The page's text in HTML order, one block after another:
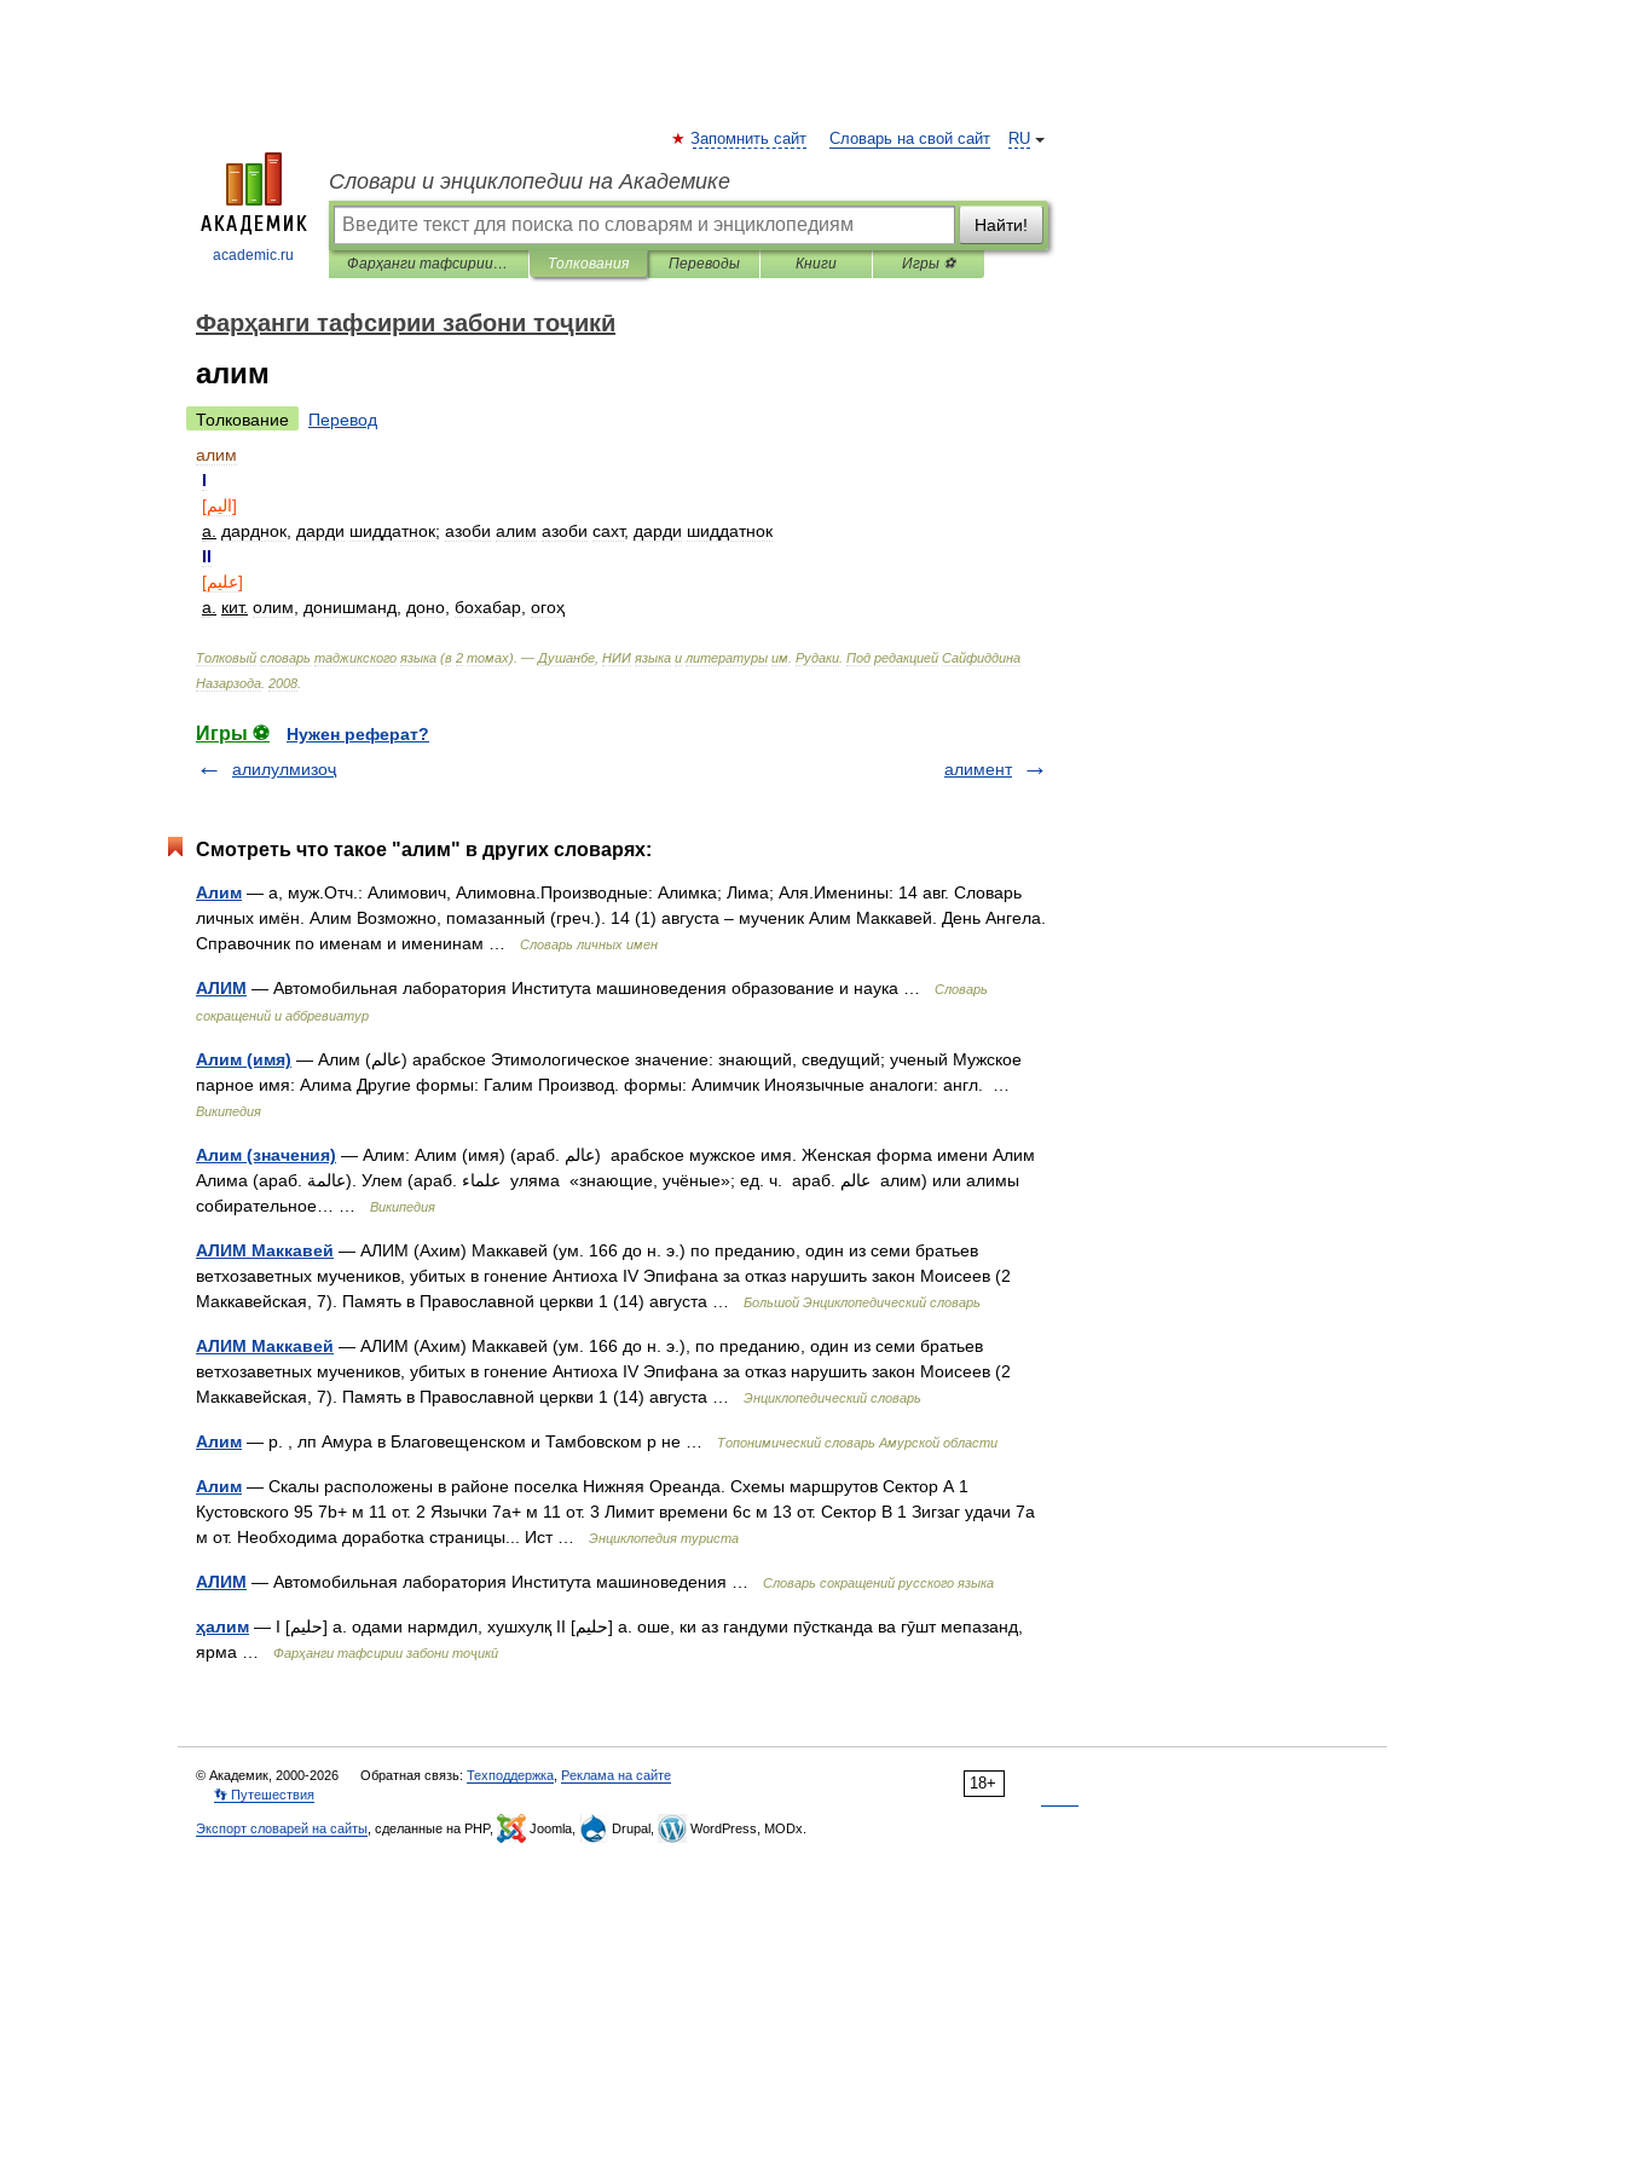
academic.ru
RU
Запомнить сайт Словарь на свой сайт
Словари и энциклопедии на Академике
Найти!
Фарҳанги тафсирии забони тоҷикӣ Толкования Переводы Книги Игры ⚽
Фарҳанги тафсирии забони тоҷикӣ
алим
Толкование
Перевод
алим
I
[اليم]
а
дарднок дарди шиддатнок; азоби алим азоби сахт, дарди шиддатнок
II
[عليم]
а
кит. олим донишманд доно бохабар огоҳ
Толковый словарь таджикского языка (в 2 томах). — Душанбе НИИ языка и литературы им Рудаки Под редакцией Сайфиддина
Назарзода 2008
Игры ⚽
Нужен реферат?
алилулмизоҷ
алимент
Смотреть что такое "алим" в других словарях:
Алим — а, муж.Отч.: Алимович, Алимовна.Производные: Алимка; Лима; Аля.Именины: 14 авг. Словарь
личных имён. Алим Возможно, помазанный (греч.). 14 (1) августа – мученик Алим Маккавей. День Ангела.
Справочник по именам и именинам …
Словарь личных имен
АЛИМ — Автомобильная лаборатория Института машиноведения образование и наука …
Словарь
сокращений и аббревиатур
Алим (имя) — Алим (عالم) арабское Этимологическое значение: знающий, сведущий; ученый Мужское
парное имя: Алима Другие формы: Галим Производ. формы: Алимчик Иноязычные аналоги: англ. …
Википедия
Алим (значения) — Алим: Алим (имя) (араб. عالم‎‎) арабское мужское имя. Женская форма имени Алим
Алима (араб. عالمة‎‎). Улем (араб. علماء‎‎ уляма «знающие, учёные»; ед. ч. араб. عالم‎‎ алим) или алимы
собирательное… …
Википедия
АЛИМ Маккавей — АЛИМ (Ахим) Маккавей (ум. 166 до н. э.) по преданию, один из семи братьев
ветхозаветных мучеников, убитых в гонение Антиоха IV Эпифана за отказ нарушить закон Моисеев (2
Маккавейская, 7). Память в Православной церкви 1 (14) августа …
Большой Энциклопедический словарь
АЛИМ Маккавей — АЛИМ (Ахим) Маккавей (ум. 166 до н. э.), по преданию, один из семи братьев
ветхозаветных мучеников, убитых в гонение Антиоха IV Эпифана за отказ нарушить закон Моисеев (2
Маккавейская, 7). Память в Православной церкви 1 (14) августа …
Энциклопедический словарь
Алим — р. , лп Амура в Благовещенском и Тамбовском р не … Топонимический словарь Амурской области
Алим — Скалы расположены в районе поселка Нижняя Ореанда. Схемы маршрутов Cектор А 1
Кустовского 95 7b+ м 11 от. 2 Язычки 7a+ м 11 от. 3 Лимит времени 6c м 13 от. Сектор В 1 Зигзаг удачи 7a
м от. Необходима доработка страницы... Ист …
Энциклопедия туриста
АЛИМ — Автомобильная лаборатория Института машиноведения … Словарь сокращений русского языка
ҳалим — I [حليم] а. одами нармдил, хушхулқ II [حليم] а. оше, ки аз гандуми пӯстканда ва гӯшт мепазанд,
ярма …
Фарҳанги тафсирии забони тоҷикӣ
18+
© Академик, 2000-2026 Обратная связь: Техподдержка Реклама на сайте
👣 Путешествия
Экспорт словарей на сайты , сделанные на PHP, Joomla, Drupal, WordPress, MODx.